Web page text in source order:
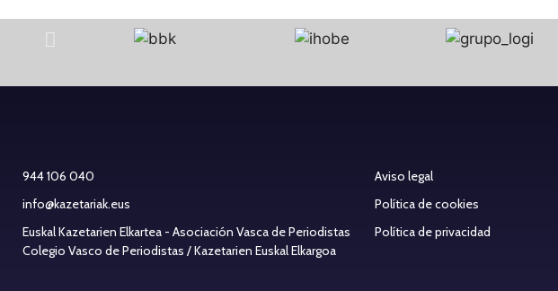
944 106 040
info@kazetariak.eus
Euskal Kazetarien Elkartea - Asociación Vasca de Periodistas
Colegio Vasco de Periodistas / Kazetarien Euskal Elkargoa
Aviso legal
Política de cookies
Política de privacidad